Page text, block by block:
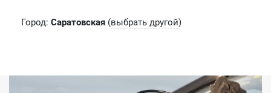
Город: Саратовская (выбрать другой)